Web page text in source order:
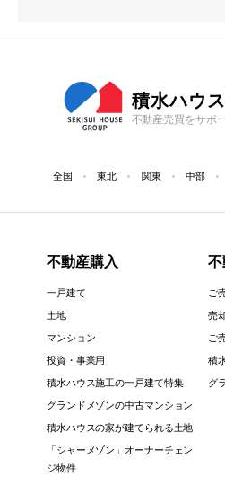
積水ハウ
不動産売買をサポ
全国 東北 関東 中部
不動産購入
一戸建て
土地
マンション
投資・事業用
積水ハウス施工の一戸建て特集
グランドメゾンの中古マンション
積水ハウスの家が建てられる土地
「シャーメゾン」オーナーチェン
ジ物件
不
ご
売
ご
積
グ